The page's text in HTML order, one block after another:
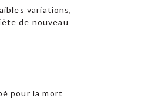
variations,
de nouveau
pour la mort